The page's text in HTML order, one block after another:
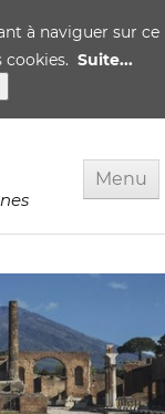
à naviguer sur ce
Suite...
Menu